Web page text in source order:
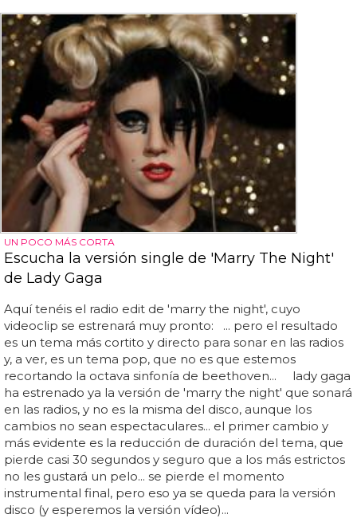
UN POCO MÁS CORTA
Escucha la versión single de 'Marry The Night'
de Lady Gaga
Aquí tenéis el radio edit de 'marry the night', cuyo
videoclip se estrenará muy pronto: ... pero el resultado
es un tema más cortito y directo para sonar en las radios
y, a ver, es un tema pop, que no es que estemos
recortando la octava sinfonía de beethoven... lady gaga
ha estrenado ya la versión de 'marry the night' que sonará
en las radios, y no es la misma del disco, aunque los
cambios no sean espectaculares... el primer cambio y
más evidente es la reducción de duración del tema, que
pierde casi 30 segundos y seguro que a los más estrictos
no les gustará un pelo... se pierde el momento
instrumental final, pero eso ya se queda para la versión
disco (y esperemos la versión vídeo)...